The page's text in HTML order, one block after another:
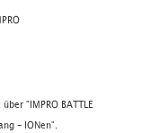
"IMPRO BATTLE
- IONen".